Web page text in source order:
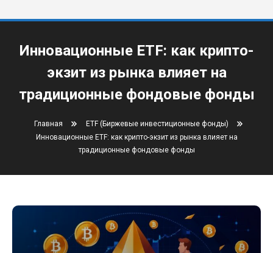
Инновационные ETF: как крипто-
экзит из рынка влияет на
традиционные фондовые фонды
Главная
ETF (Биржевые инвестиционные фонды)
Инновационные ETF: как крипто-экзит из рынка влияет на
традиционные фондовые фонды